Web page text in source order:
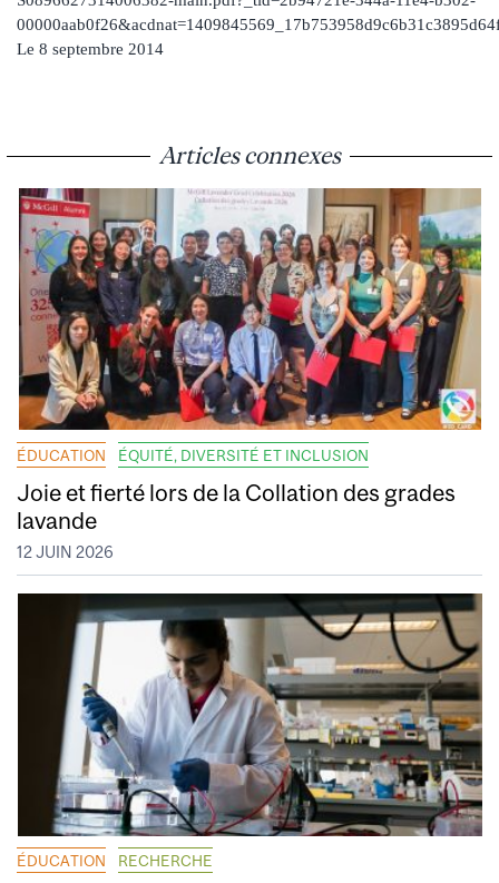
Le 8 septembre 2014
Articles connexes
ÉDUCATION ÉQUITÉ, DIVERSITÉ ET INCLUSION
Joie et fierté lors de la Collation des grades
lavande
12 JUIN 2026
ÉDUCATION RECHERCHE